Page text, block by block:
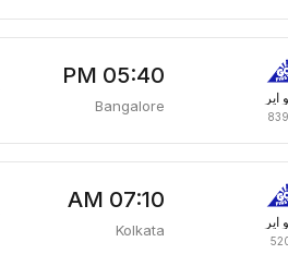
اير
05:40 PM
Bangalore
اير
07:10 AM
Kolkata